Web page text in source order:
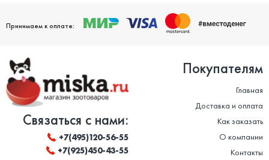
Принимаем к оплате:
Связаться с нами:
+7(495)120-56-55
+7(925)450-43-55
Покупателям
Главная
Доставка и оплата
Как заказать
О компании
Контакты